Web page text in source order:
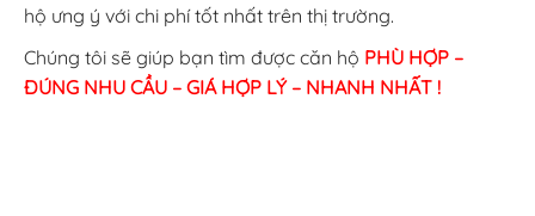
hộ ưng ý với chi phí tốt nhất trên thị trường.
Chúng tôi sẽ giúp bạn tìm được căn hộ PHÙ HỢP –
ĐÚNG NHU CẦU – GIÁ HỢP LÝ – NHANH NHẤT !